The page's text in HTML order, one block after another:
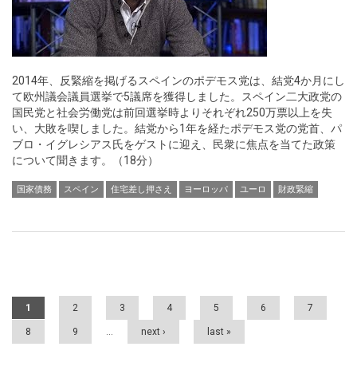
2014年、反緊縮を掲げるスペインのポデモス党は、結党4か月にし
て欧州議会議員選挙で5議席を獲得しました。スペイン二大政党の
国民党と社会労働党は前回選挙時よりそれぞれ250万票以上を失
い、大敗を喫しました。結党から1年を経たポデモス党の党首、パ
ブロ・イグレシアス氏をゲストに迎え、民衆に焦点を当てた政策
について聞きます。（18分）
国家債務 スペイン 住宅差し押さえ ヨーロッパ ユーロ 財政緊縮
Pages
1 2 3 4 5 6 7
8 9 … next › last »